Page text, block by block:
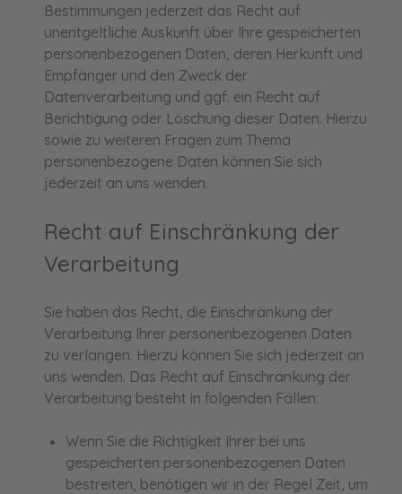
Bestimmungen jederzeit das Recht auf
unentgeltliche Auskunft über Ihre gespeicherten
personenbezogenen Daten, deren Herkunft und
Empfänger und den Zweck der
Datenverarbeitung und ggf. ein Recht auf
Berichtigung oder Löschung dieser Daten. Hierzu
sowie zu weiteren Fragen zum Thema
personenbezogene Daten können Sie sich
jederzeit an uns wenden.
Recht auf Einschränkung der
Verarbeitung
Sie haben das Recht, die Einschränkung der
Verarbeitung Ihrer personenbezogenen Daten
zu verlangen. Hierzu können Sie sich jederzeit an
uns wenden. Das Recht auf Einschränkung der
Verarbeitung besteht in folgenden Fällen:
Wenn Sie die Richtigkeit Ihrer bei uns
gespeicherten personenbezogenen Daten
bestreiten, benötigen wir in der Regel Zeit, um